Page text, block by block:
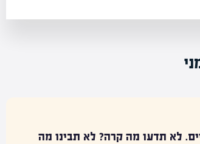
לא תדעו מה קרה? לא תבינו מה